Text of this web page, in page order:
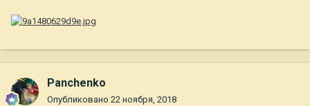
Panchenko
Опубликовано 22 ноября, 2018